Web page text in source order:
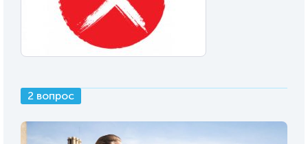
2 вопрос